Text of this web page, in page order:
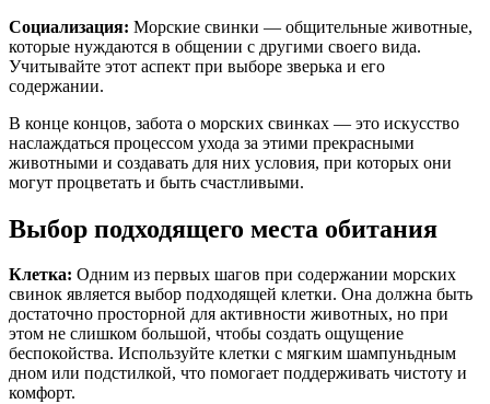
Социализация: Морские свинки — общительные животные,
которые нуждаются в общении с другими своего вида.
Учитывайте этот аспект при выборе зверька и его
содержании.
В конце концов, забота о морских свинках — это искусство
наслаждаться процессом ухода за этими прекрасными
животными и создавать для них условия, при которых они
могут процветать и быть счастливыми.
Выбор подходящего места обитания
Клетка: Одним из первых шагов при содержании морских
свинок является выбор подходящей клетки. Она должна быть
достаточно просторной для активности животных, но при
этом не слишком большой, чтобы создать ощущение
беспокойства. Используйте клетки с мягким шампуньдным
дном или подстилкой, что помогает поддерживать чистоту и
комфорт.